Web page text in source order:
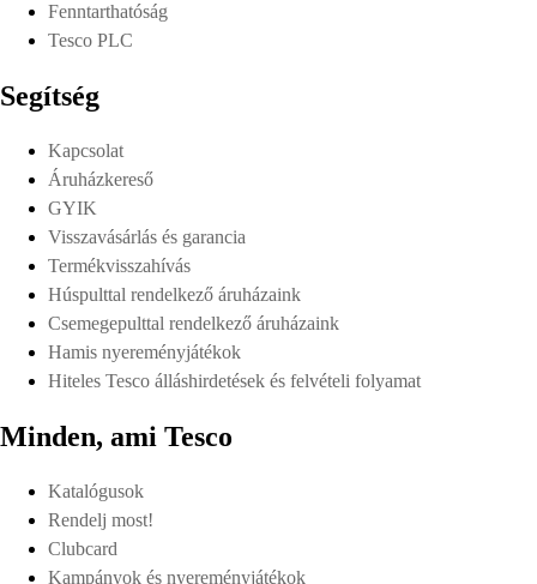
Fenntarthatóság
Tesco PLC
Segítség
Kapcsolat
Áruházkereső
GYIK
Visszavásárlás és garancia
Termékvisszahívás
Húspulttal rendelkező áruházaink
Csemegepulttal rendelkező áruházaink
Hamis nyereményjátékok
Hiteles Tesco álláshirdetések és felvételi folyamat
Minden, ami Tesco
Katalógusok
Rendelj most!
Clubcard
Kampányok és nyereményjátékok